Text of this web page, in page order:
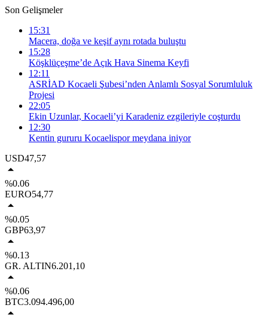
Son Gelişmeler
15:31
Macera, doğa ve keşif aynı rotada buluştu
15:28
Köşklüçeşme’de Açık Hava Sinema Keyfi
12:11
ASRİAD Kocaeli Şubesi’nden Anlamlı Sosyal Sorumluluk
Projesi
22:05
Ekin Uzunlar, Kocaeli’yi Karadeniz ezgileriyle coşturdu
12:30
Kentin gururu Kocaelispor meydana iniyor
USD47,57
%0.06
EURO54,77
%0.05
GBP63,97
%0.13
GR. ALTIN6.201,10
%0.06
BTC3.094.496,00